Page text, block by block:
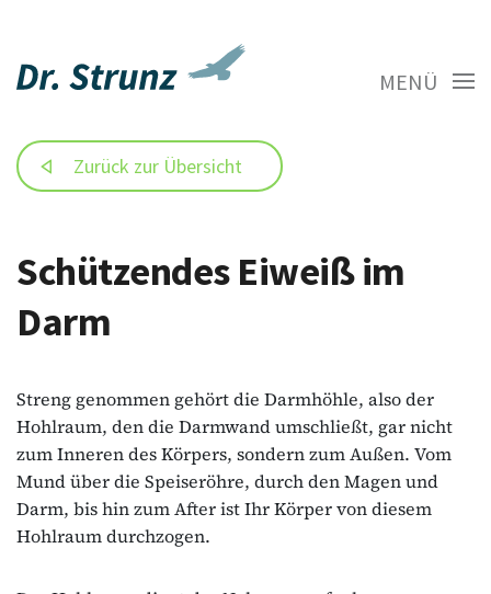
MENÜ
Zurück zur Übersicht
Schützendes Eiweiß im
Darm
Streng genommen gehört die Darmhöhle, also der
Hohlraum, den die Darmwand umschließt, gar nicht
zum Inneren des Körpers, sondern zum Außen. Vom
Mund über die Speiseröhre, durch den Magen und
Darm, bis hin zum After ist Ihr Körper von diesem
Hohlraum durchzogen.